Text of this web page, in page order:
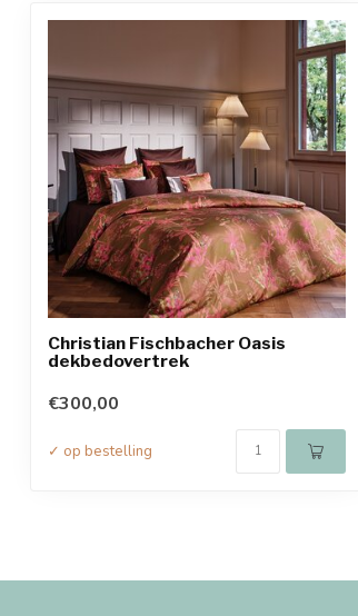
Christian Fischbacher Oasis
dekbedovertrek
€300,00
✓ op bestelling